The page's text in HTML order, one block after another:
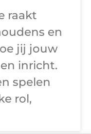
raakt
en
jij jouw
inricht.
spelen
rol,